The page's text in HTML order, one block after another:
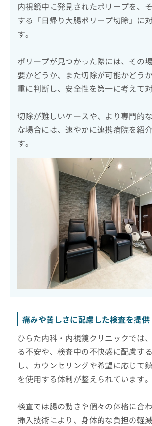
内視鏡中に発見されたポリープを、
する「日帰り大腸ポリープ切除」に
す。
ポリープが見つかった際には、その
要かどうか、また切除が可能かどう
重に判断し、安全性を第一に考えて対
切除が難しいケースや、より専門的
な場合には、速やかに連携病院を紹
す。
痛みや苦しさに配慮した検査を提供
ひらた内科・内視鏡クリニックでは
る不安や、検査中の不快感に配慮す
し、カウンセリングや希望に応じて
を使用する体制が整えられています。
検査では腸の動きや個々の体格に合
挿入技術により、身体的な負担の軽